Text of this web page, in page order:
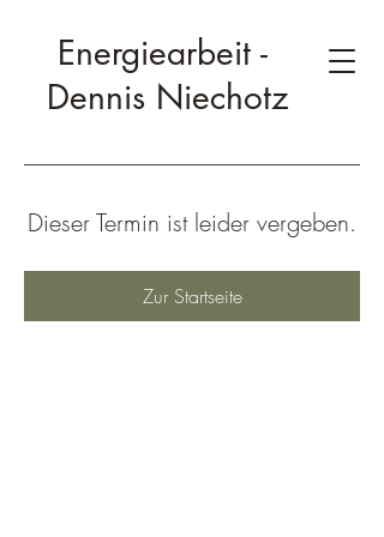
Energiearbeit -
Dennis Niechotz
Dieser Termin ist leider vergeben.
Zur Startseite